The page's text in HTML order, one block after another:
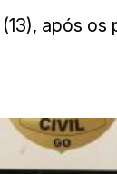
após